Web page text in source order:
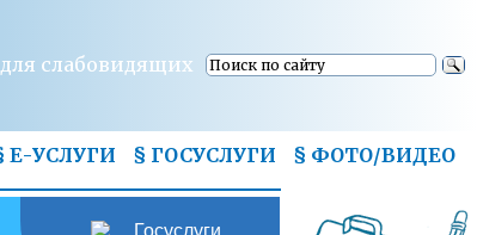
слабовидящих
Е-УСЛУГИ § ГОСУСЛУГИ § ФОТО/ВИДЕО